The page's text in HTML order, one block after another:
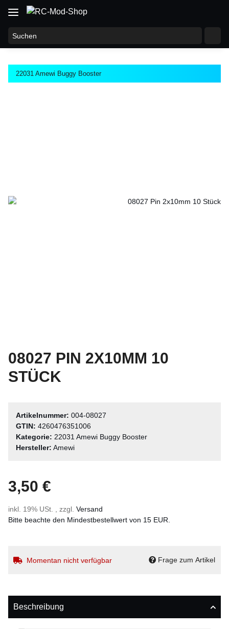
22031 Amewi Buggy Booster
08027 PIN 2X10MM 10
STÜCK
Artikelnummer: 004-08027
GTIN: 4260476351006
Kategorie: 22031 Amewi Buggy Booster
Hersteller: Amewi
3,50 €
inkl. 19% USt. , zzgl. Versand
Bitte beachte den Mindestbestellwert von 15 EUR.
Momentan nicht verfügbar Frage zum Artikel
Beschreibung